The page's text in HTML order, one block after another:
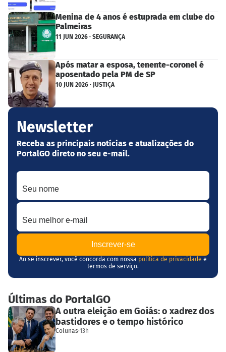
Menina de 4 anos é estuprada em clube do
Palmeiras
11 JUN 2026 · SEGURANÇA
Após matar a esposa, tenente-coronel é
aposentado pela PM de SP
10 JUN 2026 · JUSTIÇA
Newsletter
Receba as principais notícias e atualizações do
PortalGO direto no seu e-mail.
Seu nome
Seu melhor e-mail
Ao se inscrever, você concorda com nossa política de privacidade e
termos de serviço.
Últimas do PortalGO
A outra eleição em Goiás: o xadrez dos
bastidores e o tempo histórico
Colunas·13h